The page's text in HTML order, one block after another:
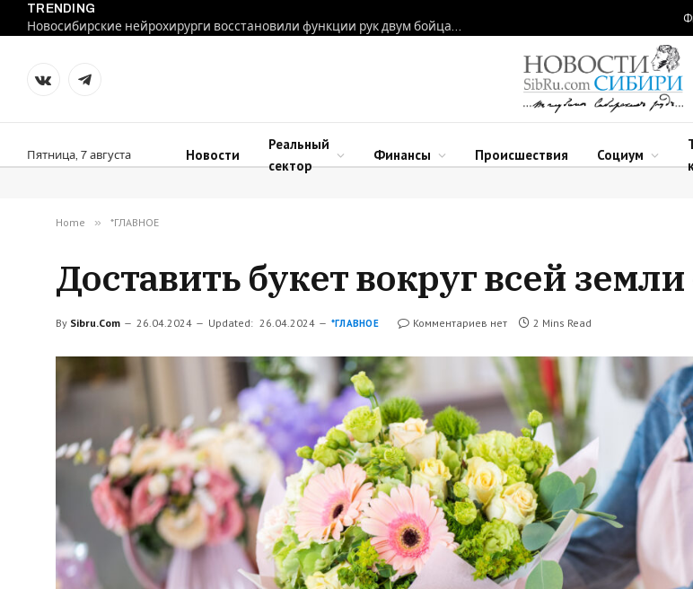
TRENDING
Новосибирские нейрохирурги восстановили функции рук двум бойцам после минно-взрывных травм
VKontakteTelegram
Пятница, 7 августа Новости
Реальный
сектор
Финансы Происшествия Социум
Home » *ГЛАВНОЕ
Доставить букет вокруг всей
By Sibru.Com 26.04.2024 Updated: 26.04.2024 *ГЛАВНОЕ Комментариев нет 2 Mins Read